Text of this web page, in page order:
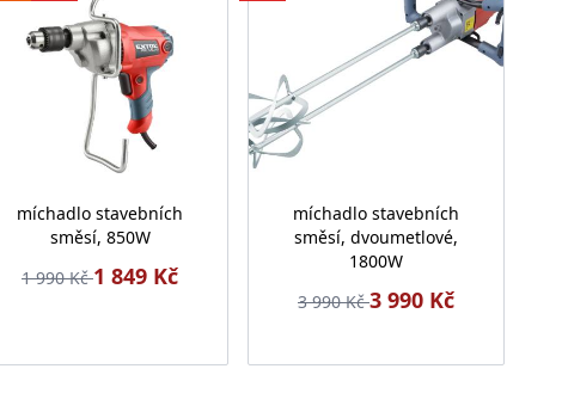
míchadlo stavebních
směsí, 850W
1 990 Kč1 849 Kč
míchadlo stavebních
směsí, dvoumetlové,
1800W
3 990 Kč3 990 Kč